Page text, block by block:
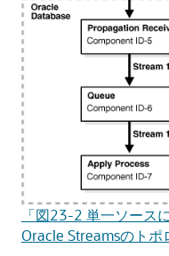
「図23-2 単一ソース
Oracle Streamsのトポ